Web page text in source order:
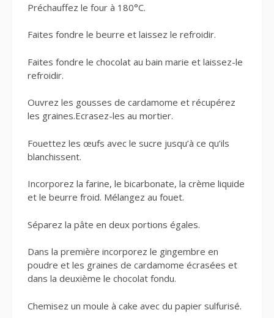
Préchauffez le four à 180°C.
Faites fondre le beurre et laissez le refroidir.
Faites fondre le chocolat au bain marie et laissez-le
refroidir.
Ouvrez les gousses de cardamome et récupérez
les graines.Ecrasez-les au mortier.
Fouettez les œufs avec le sucre jusqu’à ce qu’ils
blanchissent.
Incorporez la farine, le bicarbonate, la crème liquide
et le beurre froid. Mélangez au fouet.
Séparez la pâte en deux portions égales.
Dans la première incorporez le gingembre en
poudre et les graines de cardamome écrasées et
dans la deuxième le chocolat fondu.
Chemisez un moule à cake avec du papier sulfurisé.